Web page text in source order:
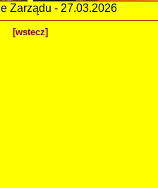
Zarządu - 27.03.2026
[wstecz]